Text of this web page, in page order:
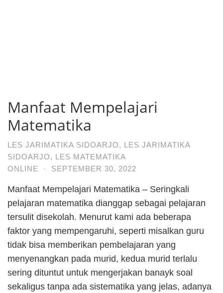
Manfaat Mempelajari
Matematika
LES JARIMATIKA SIDOARJO, LES JARIMATIKA
SIDOARJO, LES MATEMATIKA
ONLINE
· SEPTEMBER 30, 2022
Manfaat Mempelajari Matematika – Seringkali
pelajaran matematika dianggap sebagai pelajaran
tersulit disekolah. Menurut kami ada beberapa
faktor yang mempengaruhi, seperti misalkan guru
tidak bisa memberikan pembelajaran yang
menyenangkan pada murid, kedua murid terlalu
sering dituntut untuk mengerjakan banayk soal
sekaligus tanpa ada sistematika yang jelas, adanya